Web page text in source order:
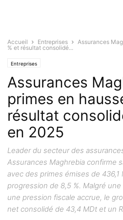
Accueil Entreprises
Assurances
% et résultat consolidé...
Entreprises
Assurances
primes en
résultat
en 2025
Leader du secteur des
Assurances Maghrebia confirme
avec des primes émises de 436,1
progression de 8,5 %. Malgré
une pression fiscale accrue, le
net consolidé de 43,4 MDt et un